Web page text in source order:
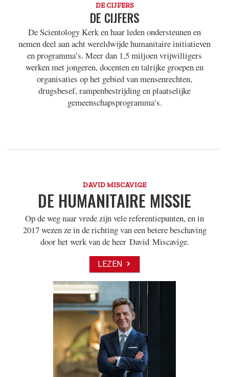
DE CIJFERS
DE CIJFERS
De Scientology Kerk en haar leden ondersteunen en
nemen deel aan acht wereldwijde humanitaire initiatieven
en programma’s. Meer dan 1,5 miljoen vrijwilligers
werken met jongeren, docenten en talrijke groepen en
organisaties op het gebied van mensenrechten,
drugsbesef, rampenbestrijding en plaatselijke
gemeenschapsprogramma’s.
DAVID MISCAVIGE
DE HUMANITAIRE MISSIE
Op de weg naar vrede zijn vele referentiepunten, en in
2017 wezen ze in de richting van een betere beschaving
door het werk van de heer David Miscavige.
LEZEN